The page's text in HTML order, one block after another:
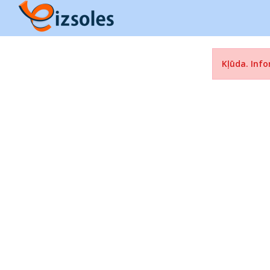
Kļūda.